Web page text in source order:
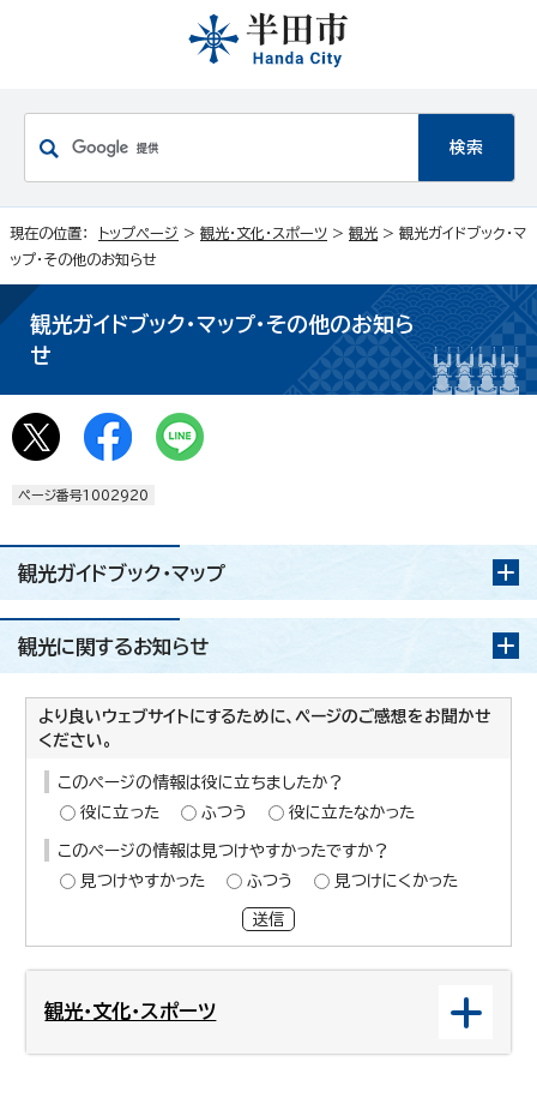
現在の位置： トップページ > 観光・文化・スポーツ > 観光 > 観光ガイドブック・マ
ップ・その他のお知らせ
観光ガイドブック・マップ・その他のお知ら
せ
ページ番号1002920
観光ガイドブック・マップ
観光に関するお知らせ
より良いウェブサイトにするために、ページのご感想をお聞かせ
ください。
このページの情報は役に立ちましたか？
役に立った
ふつう 役に立たなかった
このページの情報は見つけやすかったですか？
見つけやすかった
ふつう 見つけにくかった
送信
観光・文化・スポーツ